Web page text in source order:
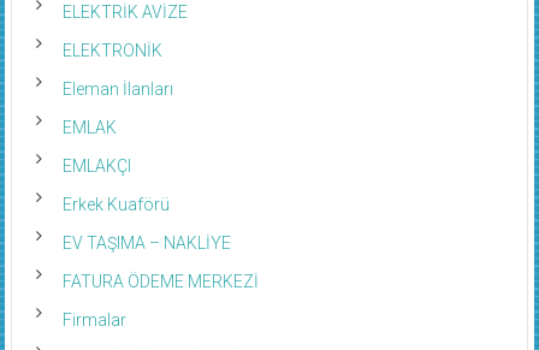
ELEKTRİK AVİZE
ELEKTRONİK
Eleman İlanları
EMLAK
EMLAKÇI
Erkek Kuaförü
EV TAŞIMA – NAKLİYE
FATURA ÖDEME MERKEZİ
Firmalar